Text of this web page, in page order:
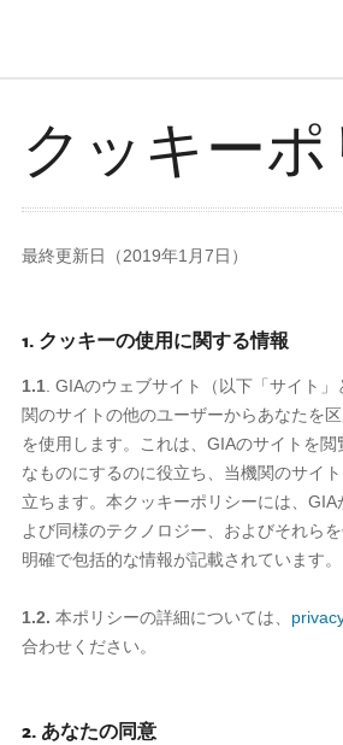
クッキー
最終更新日（2019年1月7日）
1. クッキーの使用に関する情報
1.1 . GIAのウェブサイト（以下「サイト
関のサイトの他のユーザーからあなたを
を使用します。これは、GIAのサイトを
なものにするのに役立ち、当機関のサイ
立ちます。本クッキーポリシーには、
よび同様のテクノロジー、およびそれら
明確で包括的な情報が記載されています。
1.2. 本ポリシーの詳細については、
合わせください。
2. あなたの同意